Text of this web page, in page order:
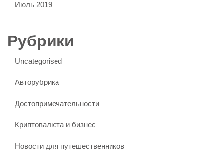
Июль 2019
Рубрики
Uncategorised
Авторубрика
Достопримечательности
Криптовалюта и бизнес
Новости для путешественников